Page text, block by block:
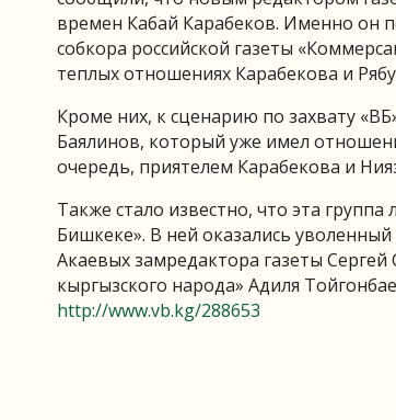
времен Кабай Карабеков. Именно он
собкора российской газеты
теплых отношениях Карабекова и
Кроме них, к сценарию по захвату
Баялинов, который уже имел
очередь, приятелем Карабекова и
Также стало известно, что эта
Бишкеке». В ней оказались
Акаевых замредактора газеты
кыргызского народа» Адиля
http://www.vb.kg/288653